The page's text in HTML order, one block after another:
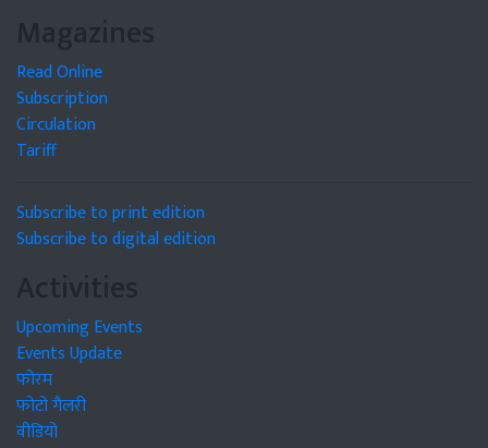
Magazines
Read Online
Subscription
Circulation
Tariff
Subscribe to print edition
Subscribe to digital edition
Activities
Upcoming Events
Events Update
फोरम
फोटो गैलरी
वीडियो